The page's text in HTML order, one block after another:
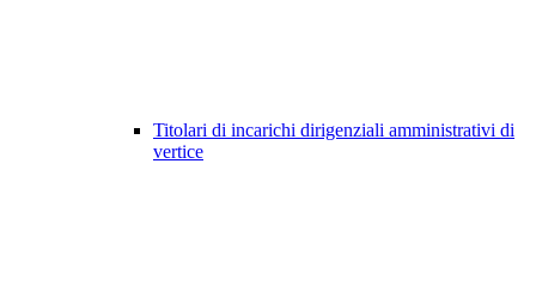
Titolari di incarichi dirigenziali amministrativi di
vertice